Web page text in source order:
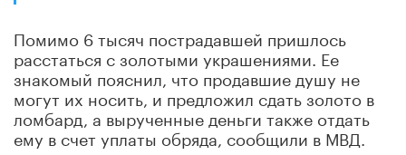
Помимо 6 тысяч пострадавшей пришлось
расстаться с золотыми украшениями. Ее
знакомый пояснил, что продавшие душу не
могут их носить, и предложил сдать золото в
ломбард, а вырученные деньги также отдать
ему в счет уплаты обряда, сообщили в МВД.